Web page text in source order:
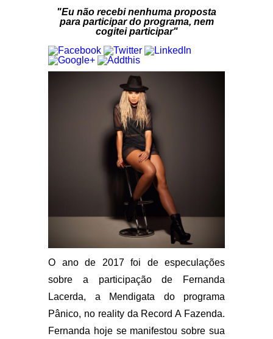
"Eu não recebi nenhuma proposta
para participar do programa, nem
cogitei participar"
O ano de 2017 foi de especulações
sobre a participação de Fernanda
Lacerda, a Mendigata do programa
Pânico, no reality da Record A Fazenda.
Fernanda hoje se manifestou sobre sua